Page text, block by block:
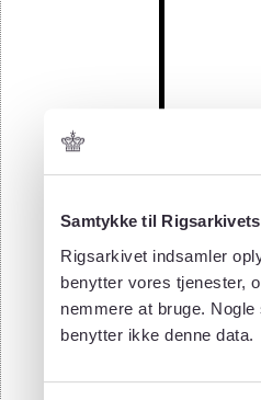
Samtykke til
Rigsarkivet indsamler
benytter vores tjenester,
nemmere at bruge.
benytter ikke denne data.